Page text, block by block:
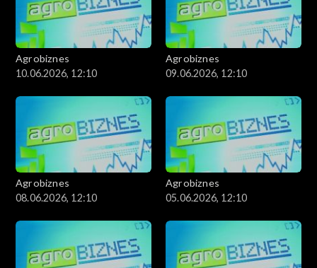
Agrobiznes
10.06.2026, 12:10
Agrobiznes
09.06.2026, 12:10
Agrobiznes
08.06.2026, 12:10
Agrobiznes
05.06.2026, 12:10